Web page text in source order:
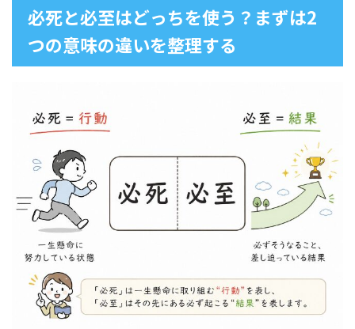
必死と必至はどっちを使う？まずは2
つの意味の違いを整理する